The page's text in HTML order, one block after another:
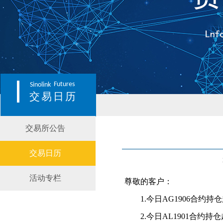
Sinolink Futures
交易日历
交易所公告
交易日历
活动专栏 尊敬的客户：
1.今日AG1906合约持
2.今日AL1901合约持